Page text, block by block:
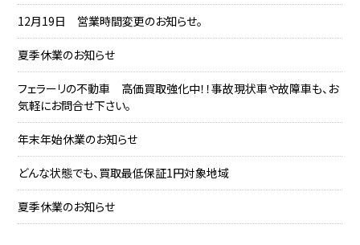
12月19日 営業時間変更のお知らせ。
夏季休業のお知らせ
フェラーリの不動車 高価買取強化中！！事故現状車や故障車も、お
気軽にお問合せ下さい。
年末年始休業のお知らせ
どんな状態でも、買取最低保証1円対象地域
夏季休業のお知らせ